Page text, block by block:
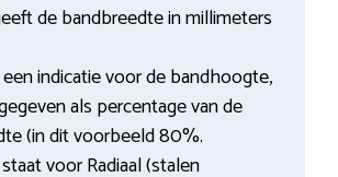
de bandbreedte in millimeters
indicatie voor de bandhoogte,
als percentage van de
(in dit voorbeeld 80%.
voor Radiaal (stalen